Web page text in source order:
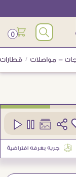
0
- مواصلات / قطارات